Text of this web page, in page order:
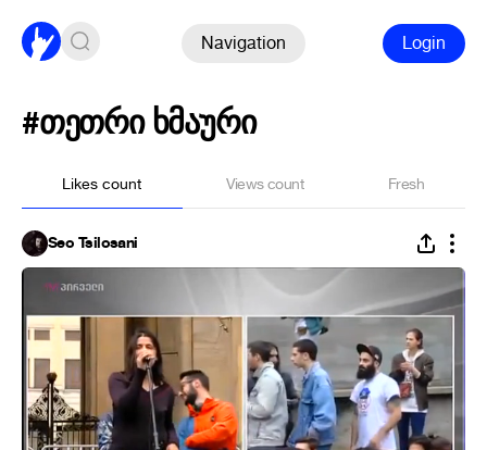
Navigation Login
#თეთრი ხმაური
Likes count Views count Fresh
Seo Tsilosani